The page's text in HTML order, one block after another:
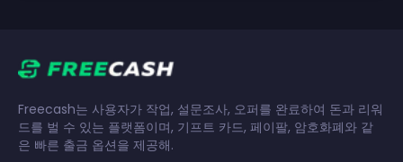
Freecash는 사용자가 작업, 설문조사, 오퍼를 완료하여 돈과 리워
드를 벌 수 있는 플랫폼이며, 기프트 카드, 페이팔, 암호화폐와 같
은 빠른 출금 옵션을 제공해.